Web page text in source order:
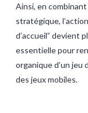
Ainsi, en
stratégique,
d’accueil” devient
essentielle pour
organique d’un
des jeux mobiles.